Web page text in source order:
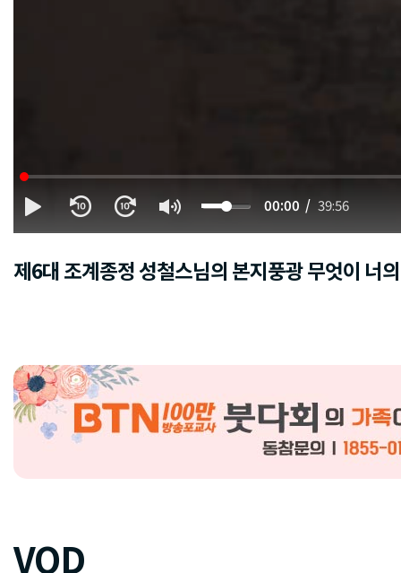
00:00 39:56
제6대 조계종정 성철스님의 본지풍광 무엇이 너